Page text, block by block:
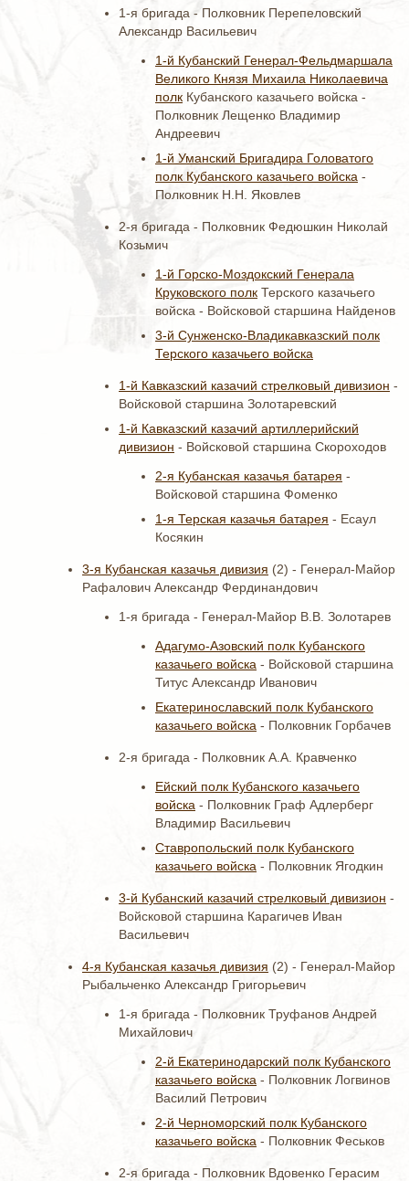
1-я бригада - Полковник Перепеловский
Александр Васильевич
1-й Кубанский Генерал-Фельдмаршала
Великого Князя Михаила Николаевича
полк Кубанского казачьего войска -
Полковник Лещенко Владимир
Андреевич
1-й Уманский Бригадира Головатого
полк Кубанского казачьего войска -
Полковник Н.Н. Яковлев
2-я бригада - Полковник Федюшкин Николай
Козьмич
1-й Горско-Моздокский Генерала
Круковского полк Терского казачьего
войска - Войсковой старшина Найденов
3-й Сунженско-Владикавказский полк
Терского казачьего войска
1-й Кавказский казачий стрелковый дивизион -
Войсковой старшина Золотаревский
1-й Кавказский казачий артиллерийский
дивизион - Войсковой старшина Скороходов
2-я Кубанская казачья батарея -
Войсковой старшина Фоменко
1-я Терская казачья батарея - Есаул
Косякин
3-я Кубанская казачья дивизия (2) - Генерал-Майор
Рафалович Александр Фердинандович
1-я бригада - Генерал-Майор В.В. Золотарев
Адагумо-Азовский полк Кубанского
казачьего войска - Войсковой старшина
Титус Александр Иванович
Екатеринославский полк Кубанского
казачьего войска - Полковник Горбачев
2-я бригада - Полковник А.А. Кравченко
Ейский полк Кубанского казачьего
войска - Полковник Граф Адлерберг
Владимир Васильевич
Ставропольский полк Кубанского
казачьего войска - Полковник Ягодкин
3-й Кубанский казачий стрелковый дивизион -
Войсковой старшина Карагичев Иван
Васильевич
4-я Кубанская казачья дивизия (2) - Генерал-Майор
Рыбальченко Александр Григорьевич
1-я бригада - Полковник Труфанов Андрей
Михайлович
2-й Екатеринодарский полк Кубанского
казачьего войска - Полковник Логвинов
Василий Петрович
2-й Черноморский полк Кубанского
казачьего войска - Полковник Феськов
2-я бригада - Полковник Вдовенко Герасим